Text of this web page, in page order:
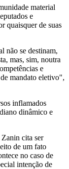
material
e
quaisquer de suas
não se destinam,
mas, sim, noutra
e
mandato eletivo",
inflamados
dinâmico e
cita ser
de um fato
no caso de
intenção de